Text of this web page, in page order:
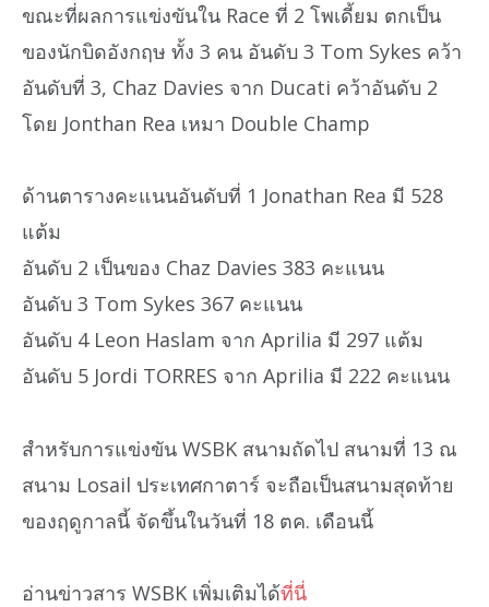
ขณะที่ผลการแข่งขันใน Race ที่ 2 โพเดี้ยม ตกเป็น
ของนักบิดอังกฤษ ทั้ง 3 คน อันดับ 3 Tom Sykes คว้า
อันดับที่ 3, Chaz Davies จาก Ducati คว้าอันดับ 2
โดย Jonthan Rea เหมา Double Champ
ด้านตารางคะแนนอันดับที่ 1 Jonathan Rea มี 528
แต้ม
อันดับ 2 เป็นของ Chaz Davies 383 คะแนน
อันดับ 3 Tom Sykes 367 คะแนน
อันดับ 4 Leon Haslam จาก Aprilia มี 297 แต้ม
อันดับ 5 Jordi TORRES จาก Aprilia มี 222 คะแนน
สำหรับการแข่งขัน WSBK สนามถัดไป สนามที่ 13 ณ
สนาม Losail ประเทศกาตาร์ จะถือเป็นสนามสุดท้าย
ของฤดูกาลนี้ จัดขึ้นในวันที่ 18 ตค. เดือนนี้
อ่านข่าวสาร WSBK เพิ่มเติมได้ที่นี่